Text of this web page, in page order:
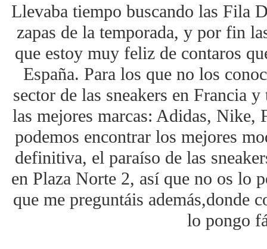
Llevaba tiempo buscando las Fila
zapas de la temporada, y por fin
que estoy muy feliz de contaros
España. Para los que no los
sector de las sneakers en Francia
las mejores marcas: Adidas, Nike,
podemos encontrar los mejores
definitiva, el paraíso de las
en Plaza Norte 2, así que no os lo
que me preguntáis además,donde
lo pongo